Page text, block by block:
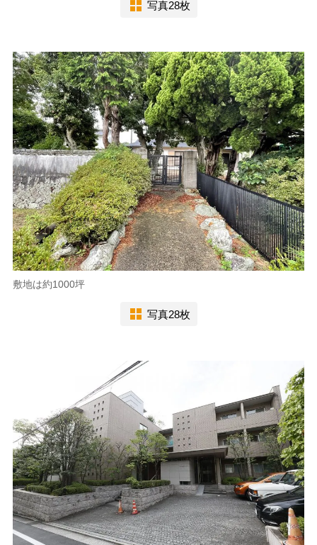
写真28枚
敷地は約1000坪
写真28枚